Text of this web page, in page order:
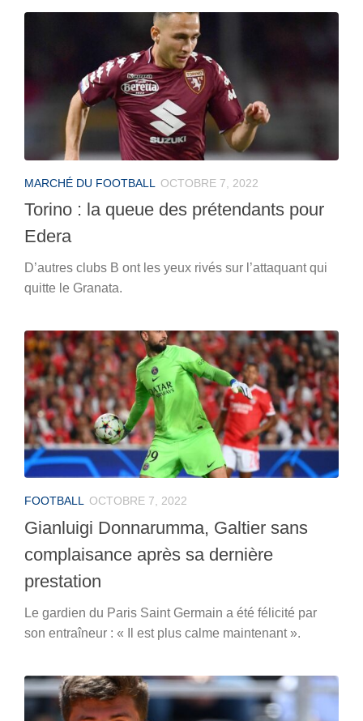
MARCHÉ DU FOOTBALL OCTOBRE 7, 2022
Torino : la queue des prétendants pour
Edera
D’autres clubs B ont les yeux rivés sur l’attaquant qui
quitte le Granata.
FOOTBALL OCTOBRE 7, 2022
Gianluigi Donnarumma, Galtier sans
complaisance après sa dernière
prestation
Le gardien du Paris Saint Germain a été félicité par
son entraîneur : « Il est plus calme maintenant ».